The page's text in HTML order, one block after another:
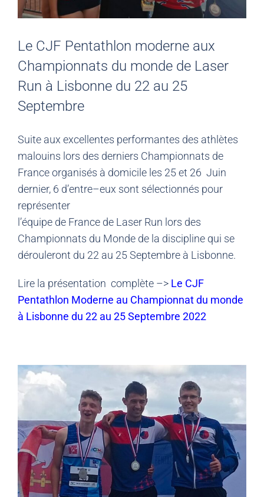
Le CJF Pentathlon moderne aux
Championnats du monde de Laser
Run à Lisbonne du 22 au 25
Septembre
Suite aux excellentes performantes des athlètes
malouins lors des derniers Championnats de
Franceorganisés à domicile les 25 et 26 Juin
dernier, 6 d’entre–eux sont sélectionnés pour
représenter
’équipe de France de Laser Run lors des
Championnats du Monde de la discipline qui se
dérouleront du 22 au 25 Septembre à Lisbonne.
Lire la présentation complète –> Le CJF
Pentathlon Moderne au Championnat du monde
à Lisbonne du 22 au 25 Septembre 2022